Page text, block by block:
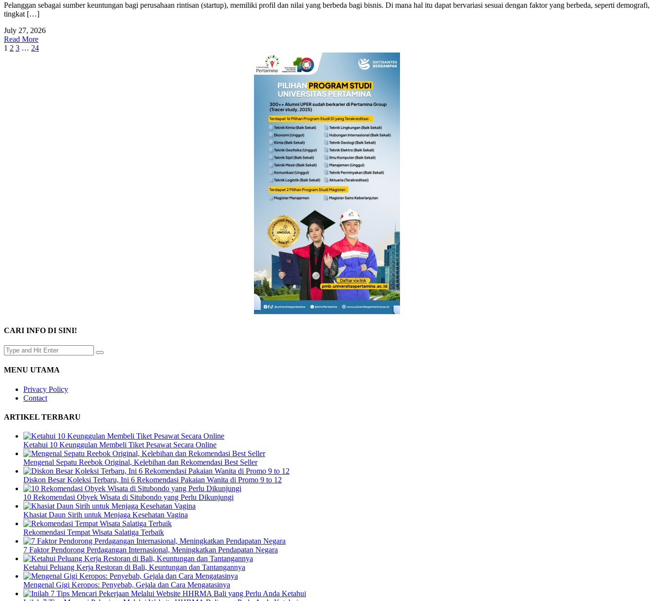
Pelanggan sebagai sumber keuntungan bagi perusahaan rintisan (startup), memiliki profil dan nilai yang berbeda bagi bisnis. Di mana hal itu dapat bervariasi sesuai dengan faktor yang berbeda, seperti demografi,
tingkat […]
July 27, 2026
Read More
1 2 3 … 24
CARI INFO DI SINI!
MENU UTAMA
Privacy Policy
Contact
ARTIKEL TERBARU
Ketahui 10 Keunggulan Membeli Tiket Pesawat Secara Online
Mengenal Sepatu Reebok Original, Kelebihan dan Rekomendasi Best Seller
Diskon Besar Koleksi Terbaru, Ini 6 Rekomendasi Pakaian Wanita di Promo 9 to 12
10 Rekomendasi Obyek Wisata di Situbondo yang Perlu Dikunjungi
Khasiat Daun Sirih untuk Menjaga Kesehatan Vagina
Rekomendasi Tempat Wisata Salatiga Terbaik
7 Faktor Pendorong Perdagangan Internasional, Meningkatkan Pendapatan Negara
Ketahui Peluang Kerja Restoran di Bali, Keuntungan dan Tantangannya
Mengenal Gigi Keropos: Penyebab, Gejala dan Cara Mengatasinya